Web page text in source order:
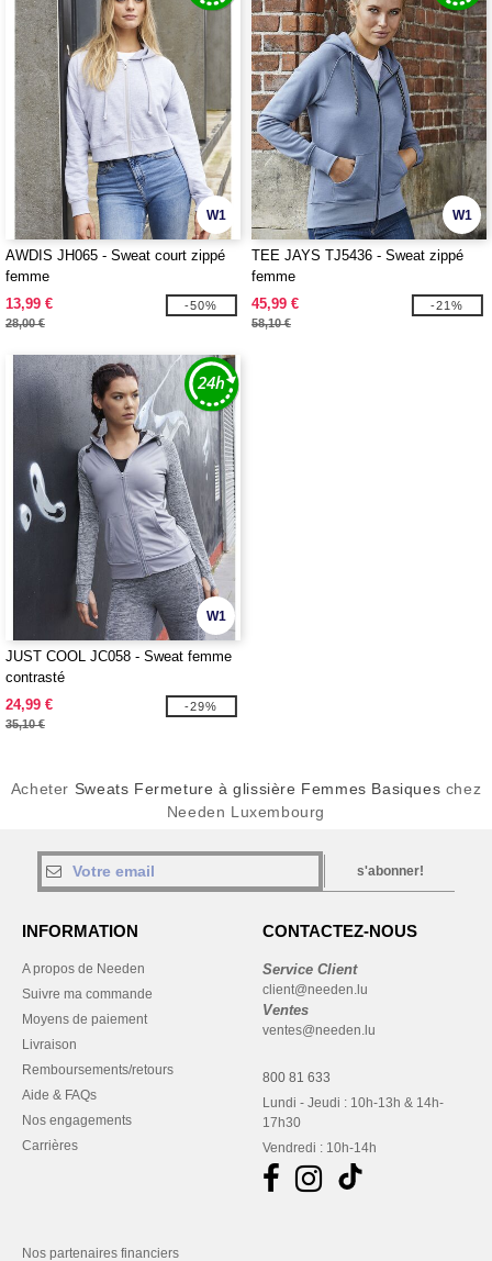
W1
AWDIS JH065 - Sweat court zippé
femme
13,99 €
28,00 €
-50%
W1
TEE JAYS TJ5436 - Sweat zippé
femme
45,99 €
58,10 €
-21%
W1
JUST COOL JC058 - Sweat femme
contrasté
24,99 €
35,10 €
-29%
Acheter Sweats Fermeture à glissière Femmes Basiques chez
Needen Luxembourg
s'abonner!
INFORMATION
A propos de Needen
Suivre ma commande
Moyens de paiement
Livraison
Remboursements/retours
Aide & FAQs
Nos engagements
Carrières
CONTACTEZ-NOUS
Service Client
client@needen.lu
Ventes
ventes@needen.lu
800 81 633
Lundi - Jeudi : 10h-13h & 14h-
17h30
Vendredi : 10h-14h
Nos partenaires financiers